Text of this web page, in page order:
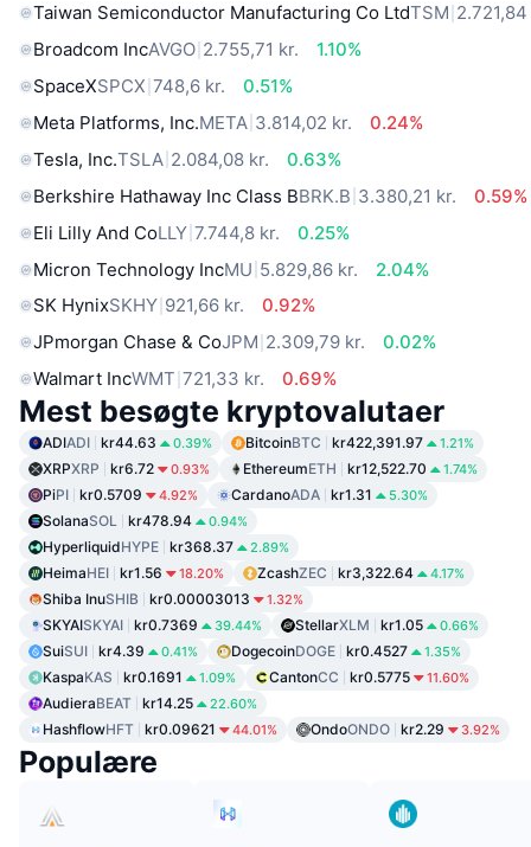
Taiwan Semiconductor Manufacturing Co LtdTSM
Broadcom IncAVGO 2.755,71 kr.
1.10%
SpaceXSPCX 748,6 kr.
0.51%
Meta Platforms, Inc.META 3.814,02 kr.
0.24%
Tesla, Inc.TSLA 2.084,08 kr.
0.63%
Berkshire Hathaway Inc Class BBRK.B 3.380,21 kr.
0.59%
Eli Lilly And CoLLY 7.744,8 kr.
0.25%
Micron Technology IncMU 5.829,86 kr.
2.04%
SK HynixSKHY 921,66 kr.
0.92%
JPmorgan Chase & CoJPM 2.309,79 kr.
0.02%
Walmart IncWMT 721,33 kr. 0.69%
Mest besøgte kryptovalutaer
ADIADI kr44.63 0.39% BitcoinBTC kr422,391.97 1.21%
XRPXRP kr6.72 0.93% EthereumETH kr12,522.70 1.74%
PiPI kr0.5709 4.92% CardanoADA kr1.31 5.30%
SolanaSOL kr478.94 0.94%
HyperliquidHYPE kr368.37 2.89%
HeimaHEI kr1.56 18.20% ZcashZEC kr3,322.64 4.17%
Shiba InuSHIB kr0.00003013 1.32%
SKYAISKYAI kr0.7369 39.44% StellarXLM kr1.05 0.66%
SuiSUI kr4.39 0.41% DogecoinDOGE kr0.4527 1.35%
KaspaKAS kr0.1691 1.09% CantonCC kr0.5775 11.60%
AudieraBEAT kr14.25 22.60%
HashflowHFT kr0.09621 44.01% OndoONDO kr2.29 3.92%
Populære